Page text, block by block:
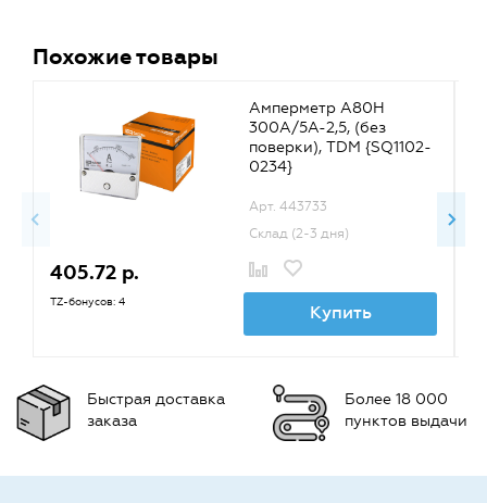
Похожие товары
Амперметр А80Н
300А/5А-2,5, (без
поверки), TDM {SQ1102-
0234}
Арт. 443733
Склад (2-3 дня)
405.72 р.
TZ-бонусов: 4 Купить
Быстрая доставка
заказа
Более 18 000
пунктов выдачи